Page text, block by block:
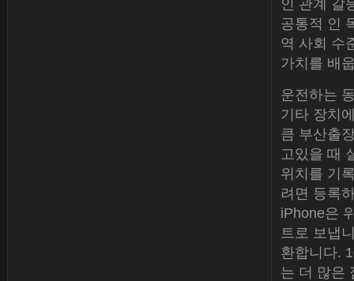
인 관계 갈
공통적 인
역 사회 수
가치를 배
운전하는
기타 장치
큼 부산출
고있을 때
위치를 기
려면 등록
iPhone은
트로 보냅
환합니다.
는 더 많은